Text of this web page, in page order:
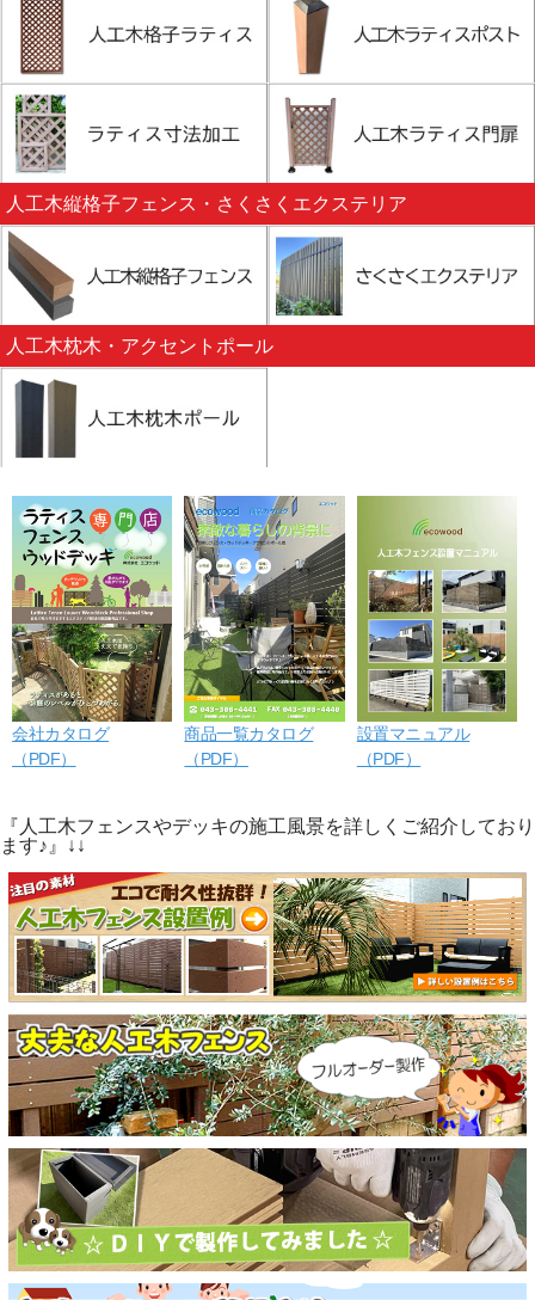
人工木縦格子フェンス・さくさくエクステリア
人工木枕木・アクセントポール
会社カタログ
（PDF）
商品一覧カタログ
（PDF）
設置マニュアル
（PDF）
『人工木フェンスやデッキの施工風景を詳しくご紹介しており
ます♪』↓↓